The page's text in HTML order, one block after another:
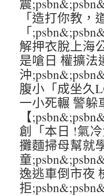
震
「造打你教
「
解押衣脫上海
是嗆日 權擴法
沖
腹小「成坐久
一小死輾 警躲
【
創「本日 !氣
攤麵掃母幫就
童
逸逃車倒市夜
拒